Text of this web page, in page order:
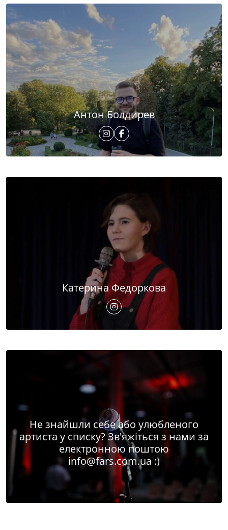
Антон Болдирев
Катерина Федоркова
Не знайшли себе або улюбленого
артиста у списку? Зв'яжіться з нами за
електронною поштою
info@fars.com.ua :)